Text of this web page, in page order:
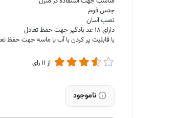
جنس فوم
نصب آسان
دارای 18 عد بادگیر جهت حفظ تعادل
با قابلیت پر کردن با آب یا ماسه جهت حفظ
از 11رای
ناموجود